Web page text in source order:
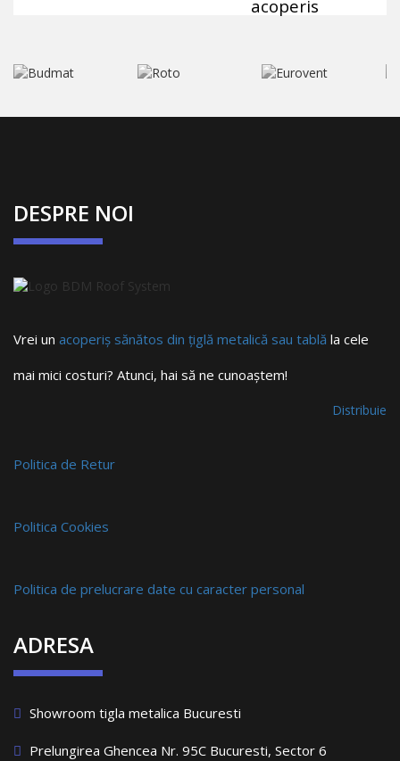
acoperis
DESPRE NOI
Vrei un acoperiș sănătos din țiglă metalică sau tablă la cele
mai mici costuri? Atunci, hai să ne cunoaștem!
Distribuie
Politica de Retur
Politica Cookies
Politica de prelucrare date cu caracter personal
ADRESA
Showroom tigla metalica Bucuresti
Prelungirea Ghencea Nr. 95C Bucuresti, Sector 6